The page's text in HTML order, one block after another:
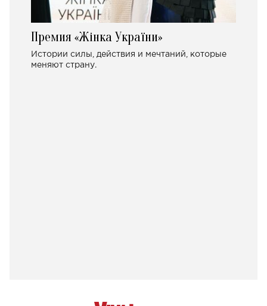
Премия «Жінка України»
Истории силы, действия и мечтаний, которые
меняют страну.